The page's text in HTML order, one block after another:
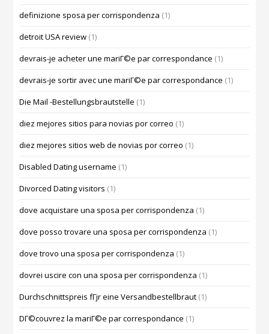
definizione sposa per corrispondenza (1)
detroit USA review (1)
devrais-je acheter une mariГ©e par correspondance (1)
devrais-je sortir avec une mariГ©e par correspondance (1)
Die Mail -Bestellungsbrautstelle (1)
diez mejores sitios para novias por correo (1)
diez mejores sitios web de novias por correo (1)
Disabled Dating username (1)
Divorced Dating visitors (1)
dove acquistare una sposa per corrispondenza (1)
dove posso trovare una sposa per corrispondenza (1)
dove trovo una sposa per corrispondenza (1)
dovrei uscire con una sposa per corrispondenza (1)
Durchschnittspreis fГјr eine Versandbestellbraut (1)
DГ©couvrez la mariГ©e par correspondance (1)